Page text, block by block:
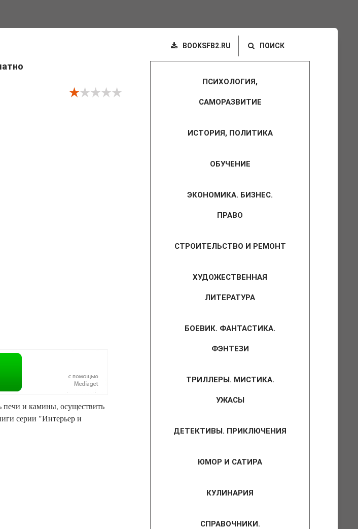
BOOKSFB2.RU ПОИСК
печи и камины, осуществить
серии "Интерьер и
ПСИХОЛОГИЯ,
САМОРАЗВИТИЕ
ИСТОРИЯ, ПОЛИТИКА
ОБУЧЕНИЕ
ЭКОНОМИКА. БИЗНЕС.
ПРАВО
СТРОИТЕЛЬСТВО И РЕМОНТ
ХУДОЖЕСТВЕННАЯ
ЛИТЕРАТУРА
БОЕВИК. ФАНТАСТИКА.
ФЭНТЕЗИ
ТРИЛЛЕРЫ. МИСТИКА.
УЖАСЫ
ДЕТЕКТИВЫ. ПРИКЛЮЧЕНИЯ
ЮМОР И САТИРА
КУЛИНАРИЯ
СПРАВОЧНИКИ.